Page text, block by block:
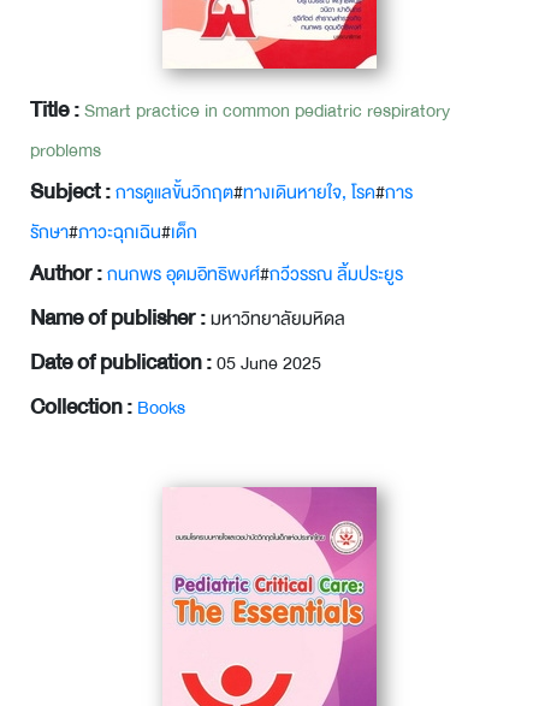
Title :Smart practice in common pediatric respiratory
problems
Subject :การดูแลขั้นวิกฤต#ทางเดินหายใจ, โรค#การ
รักษา#ภาวะฉุกเฉิน#เด็ก
Author :กนกพร อุดมอิทธิพงศ์#กวีวรรณ ลิ้มประยูร
Name of publisher :มหาวิทยาลัยมหิดล
Date of publication :05 June 2025
Collection :Books